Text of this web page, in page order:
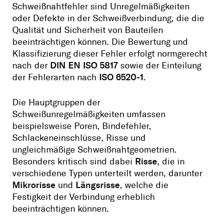
Schweißnahtfehler sind Unregelmäßigkeiten
oder Defekte in der Schweißverbindung, die die
Qualität und Sicherheit von Bauteilen
beeinträchtigen können. Die Bewertung und
Klassifizierung dieser Fehler erfolgt normgerecht
nach der DIN EN ISO 5817 sowie der Einteilung
der Fehlerarten nach ISO 6520‑1.
Die Hauptgruppen der
Schweißunregelmäßigkeiten umfassen
beispielsweise Poren, Bindefehler,
Schlackeneinschlüsse, Risse und
ungleichmäßige Schweißnahtgeometrien.
Besonders kritisch sind dabei Risse, die in
verschiedene Typen unterteilt werden, darunter
Mikrorisse und Längsrisse, welche die
Festigkeit der Verbindung erheblich
beeinträchtigen können.